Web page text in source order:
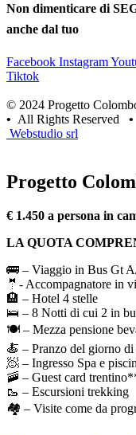
Non dimenticare di
anche dal tuo
Facebook Instagram
Tiktok
© 2024 Progetto
• All Rights Reserved •
Webstudio srl
Progetto
€ 1.450 a persona in
LA QUOTA
🚌 – Viaggio in Bus Gt
🤵- Accompagnatore in
🏨 – Hotel 4 stelle
🛌 – 8 Notti di cui 2 in
🍽️ – Mezza pensione
🍝 – Pranzo del giorno
🧖 – Ingresso Spa e
🚠 – Guest card
🥾 – Escursioni trekking
🏘️ – Visite come da